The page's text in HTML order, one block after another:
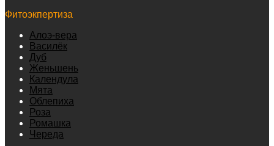
Фитоэкпертиза
Алоэ-вера
Василёк
Дуб
Женьшень
Календула
Мята
Облепиха
Роза
Ромашка
Череда